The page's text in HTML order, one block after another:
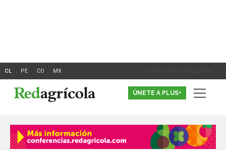
Inicia Sesión o Registrate
ÚNETE A PLUS+